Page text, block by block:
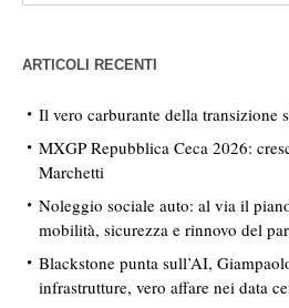
ARTICOLI RECENTI
Il vero carburante della transizione
MXGP Repubblica Ceca 2026:
Marchetti
Noleggio sociale auto: al via il
mobilità, sicurezza e rinnovo del
Blackstone punta sull’AI,
infrastrutture, vero affare nei data